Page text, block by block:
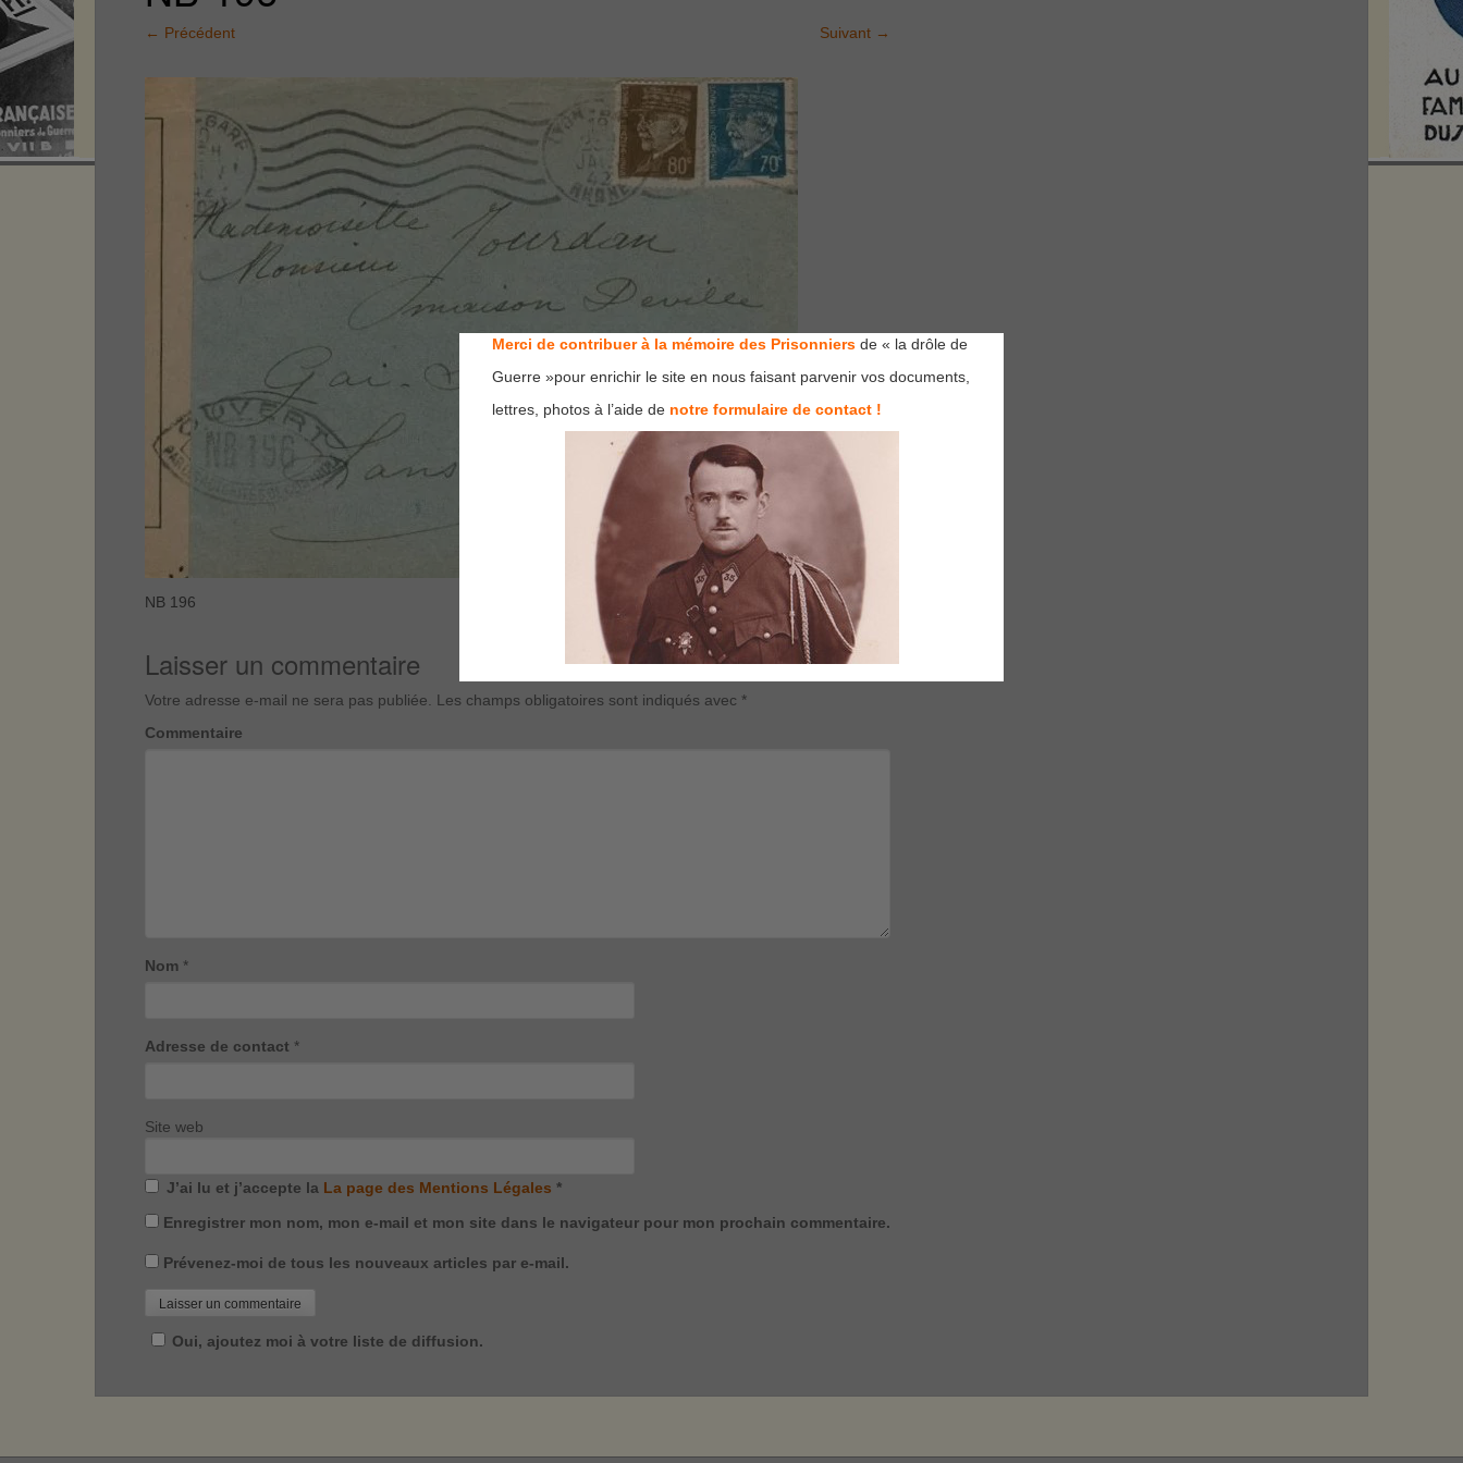
← Précédent Suivant →
NB 196
Laisser un commentaire
Votre adresse e-mail ne sera pas publiée. Les champs obligatoires sont indiqués avec *
Commentaire
Nom *
Adresse de contact *
Site web
J’ai lu et j’accepte la La page des Mentions Légales *
Enregistrer mon nom, mon e-mail et mon site dans le navigateur pour mon prochain commentaire.
Prévenez-moi de tous les nouveaux articles par e-mail.
Oui, ajoutez moi à votre liste de diffusion.
Merci de contribuer à la mémoire des Prisonniers de « la drôle de
Guerre »pour enrichir le site en nous faisant parvenir vos documents,
lettres, photos à l’aide de notre formulaire de contact !